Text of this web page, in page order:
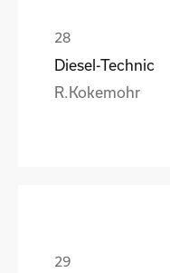
Diesel-Technic
R.Kokemohr